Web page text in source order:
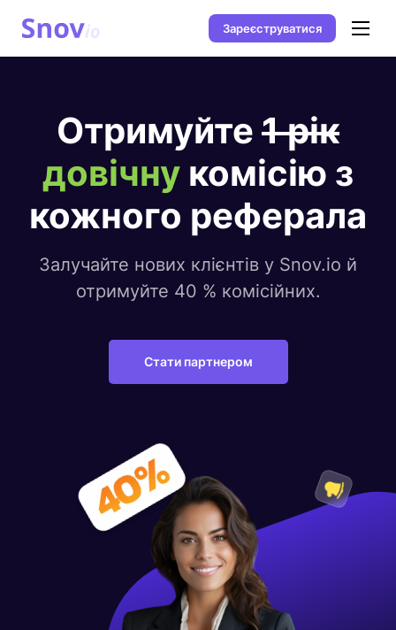
Зареєструватися
Отримуйте 1 рік
довічну комісію з
кожного реферала
Залучайте нових клієнтів у Snov.io й
отримуйте 40 % комісійних.
Стати партнером